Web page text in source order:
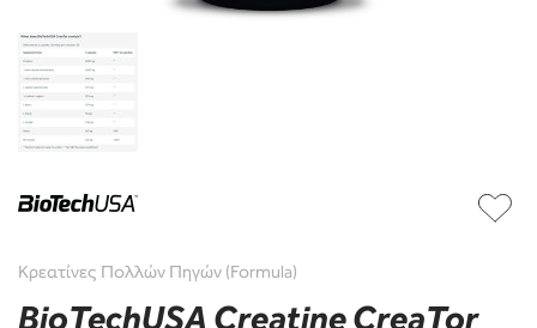
Κρεατίνες Πολλών Πηγών (Formula)